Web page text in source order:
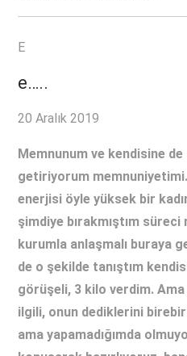
E
e…..
20 Aralık 2019
Memnunum ve kendisine
getiriyorum
enerjisi öyle yüksek bir
şimdiye bırakmıştım süreci
kurumla anlaşmalı buraya
de o şekilde tanıştım
görüşeli, 3 kilo verdim.
ilgili, onun dediklerini
ama yapamadığımda